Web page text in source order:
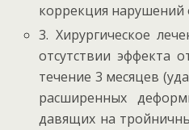
коррекция нарушений
3. Хирургическое
отсутствии эффекта
течение 3 месяцев
расширенных
давящих на